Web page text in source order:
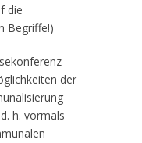
die
Begriffe!)
der
h. vormals